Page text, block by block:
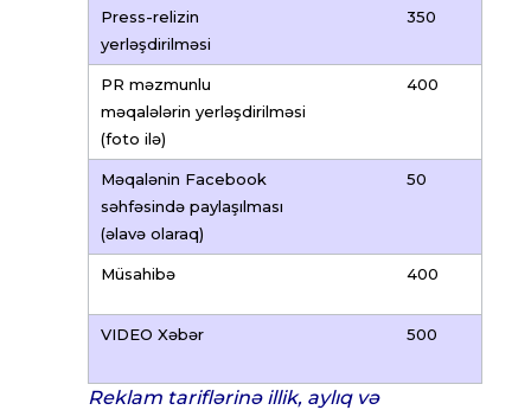
Press-relizin
yerləşdirilməsi
350
PR məzmunlu
məqalələrin yerləşdirilməsi
(foto ilə)
400
Məqalənin Facebook
səhfəsində paylaşılması
(əlavə olaraq)
50
Müsahibə 400
VIDEO Xəbər 500
Reklam tariflərinə illik, aylıq və